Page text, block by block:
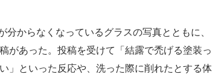
からなくなっているグラスの写真とともに、
があった。投稿を受けて「結露で禿げる塗装っ
」といった反応や、洗った際に削れたとする体